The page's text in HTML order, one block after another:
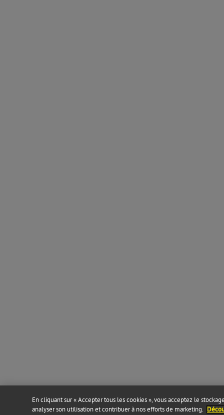
En cliquant sur « Accepter tous les cookies », vous acceptez le
analyser son utilisation et contribuer à nos efforts de marketing.